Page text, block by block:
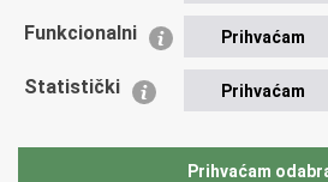
Policijska akademija
Zaklada policijske solidarnosti
Vučetić"
Funkcionalni Prihvaćam
Statistički Prihvaćam
Prihvaćam